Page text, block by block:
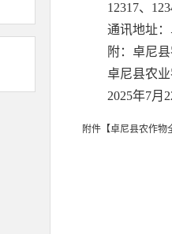
12317、
通讯地址
附：卓尼
卓尼县农
2025年7月
附件【卓尼县农作物